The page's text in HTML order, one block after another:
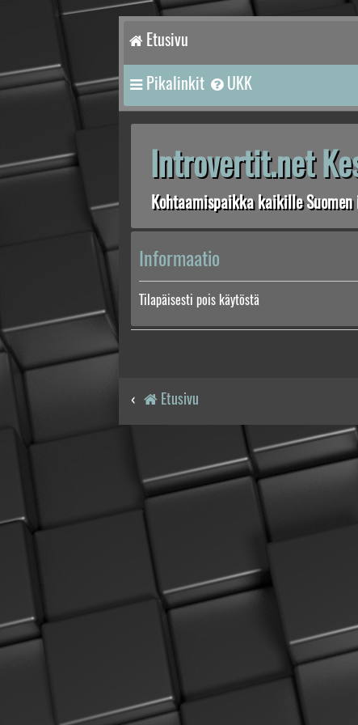
Etusivu
Pikalinkit UKK
Introvertit.net
Kohtaamispaikka kaikille
Informaatio
Tilapäisesti pois käytöstä
Etusivu